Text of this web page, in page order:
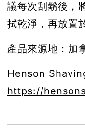
議每次刮鬍後，
拭乾淨，再放置
產品來源地：加
Henson
https://